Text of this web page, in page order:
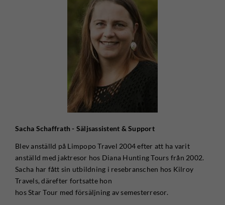
Sacha Schaffrath - Säljsassistent & Support
Blev anställd på Limpopo Travel 2004 efter att ha varit
anställd med jaktresor hos Diana Hunting Tours från 2002.
Sacha har fått sin utbildning i resebranschen hos Kilroy
Travels, därefter fortsatte hon
hos Star Tour med försäljning av semesterresor.